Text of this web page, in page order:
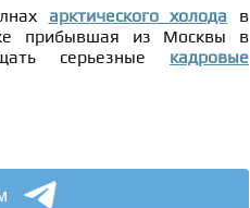
арктического холода
в
прибывшая из Москвы в
серьезные кадровые